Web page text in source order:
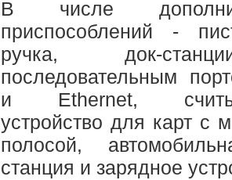
В числе
приспособлений -
ручка, док-
последовательным
и Ethernet,
устройство для карт с
полосой,
станция и зарядное